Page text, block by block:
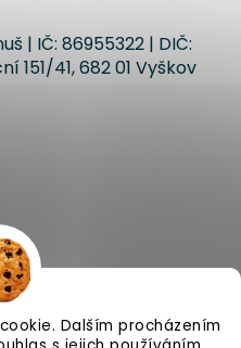
Dalším procházením
| IČ: 86955322 | DIČ:
151/41, 682 01 Vyškov
Shoptet